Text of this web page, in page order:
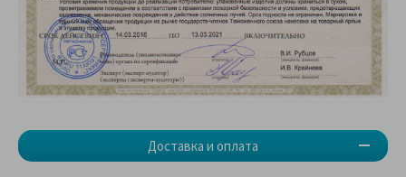
Доставка и оплата